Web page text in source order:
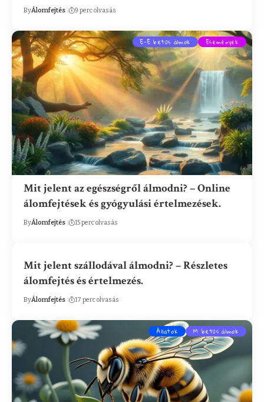
ByÁlomfejtés 9 perc olvasás
E-É betűs álmok Események
Mit jelent az egészségről álmodni? – Online
álomfejtések és gyógyulási értelmezések.
ByÁlomfejtés 15 perc olvasás
Mit jelent szállodával álmodni? – Részletes
álomfejtés és értelmezés.
ByÁlomfejtés 17 perc olvasás
Állatok M betűs álmok